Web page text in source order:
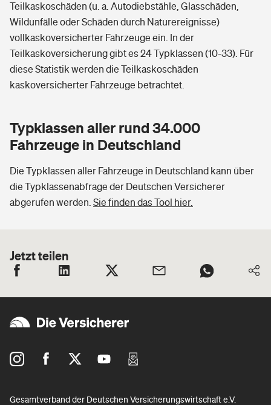
Teilkaskoschäden (u. a. Autodiebstähle, Glasschäden,
Wildunfälle oder Schäden durch Naturereignisse)
vollkaskoversicherter Fahrzeuge ein. In der
Teilkaskoversicherung gibt es 24 Typklassen (10-33). Für
diese Statistik werden die Teilkaskoschäden
kaskoversicherter Fahrzeuge betrachtet.
Typklassen aller rund 34.000
Fahrzeuge in Deutschland
Die Typklassen aller Fahrzeuge in Deutschland kann über
die Typklassenabfrage der Deutschen Versicherer
abgerufen werden. Sie finden das Tool hier.
Jetzt teilen
Gesamtverband der Deutschen Versicherungswirtschaft e.V.